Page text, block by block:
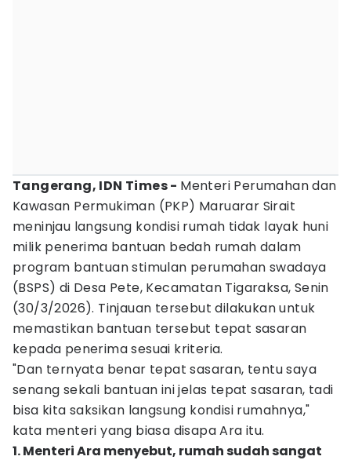
Tangerang, IDN Times - Menteri Perumahan dan
Kawasan Permukiman (PKP) Maruarar Sirait
meninjau langsung kondisi rumah tidak layak huni
milik penerima bantuan bedah rumah dalam
program bantuan stimulan perumahan swadaya
(BSPS) di Desa Pete, Kecamatan Tigaraksa, Senin
(30/3/2026). Tinjauan tersebut dilakukan untuk
memastikan bantuan tersebut tepat sasaran
kepada penerima sesuai kriteria.
"Dan ternyata benar tepat sasaran, tentu saya
senang sekali bantuan ini jelas tepat sasaran, tadi
bisa kita saksikan langsung kondisi rumahnya,"
kata menteri yang biasa disapa Ara itu.
1. Menteri Ara menyebut, rumah sudah sangat